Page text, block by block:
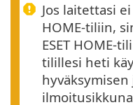
Jos laitettasi
HOME-tiliin,
ESET HOME-
tilillesi heti